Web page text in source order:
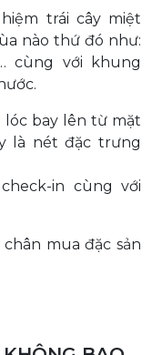
trái cây miệt
nào thứ đó như:
cùng với khung
bay lên từ mặt
là nét đặc trưng
in cùng với
mua đặc sản